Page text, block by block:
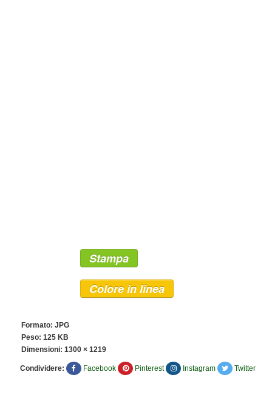
Stampa
Colore in linea
Formato: JPG
Peso: 125 KB
Dimensioni: 1300 × 1219
Condividere: Facebook Pinterest Instagram Twitter